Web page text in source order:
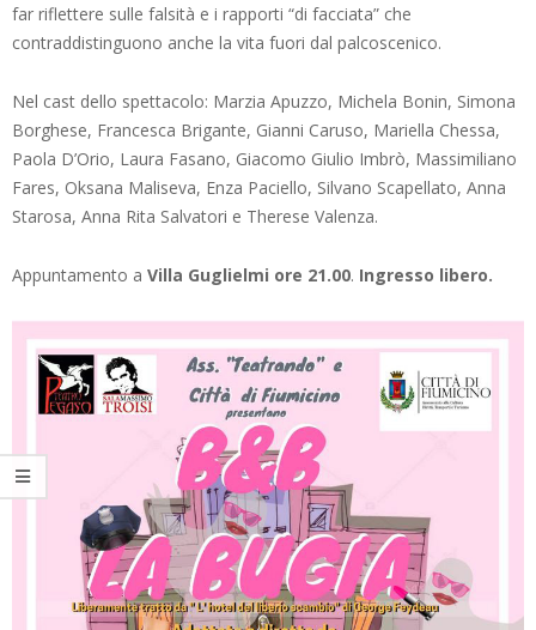
far riflettere sulle falsità e i rapporti “di facciata” che
contraddistinguono anche la vita fuori dal palcoscenico.
Nel cast dello spettacolo: Marzia Apuzzo, Michela Bonin, Simona
Borghese, Francesca Brigante, Gianni Caruso, Mariella Chessa,
Paola D’Orio, Laura Fasano, Giacomo Giulio Imbrò, Massimiliano
Fares, Oksana Maliseva, Enza Paciello, Silvano Scapellato, Anna
Starosa, Anna Rita Salvatori e Therese Valenza.
Appuntamento a Villa Guglielmi ore 21.00. Ingresso libero.